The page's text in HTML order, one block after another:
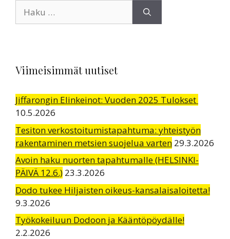
Viimeisimmät uutiset
Jiffarongin Elinkeinot: Vuoden 2025 Tulokset
10.5.2026
Tesiton verkostoitumistapahtuma: yhteistyön
rakentaminen metsien suojelua varten 29.3.2026
Avoin haku nuorten tapahtumalle (HELSINKI-
PÄIVÄ 12.6.) 23.3.2026
Dodo tukee Hiljaisten oikeus-kansalaisaloitetta!
9.3.2026
Työkokeiluun Dodoon ja Kääntöpöydälle!
2.2.2026